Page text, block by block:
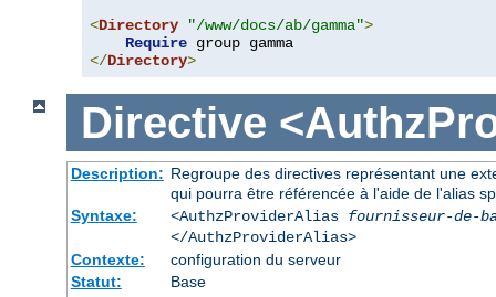
<Directory "/www/docs/ab/gamma">
Require
</Directory>
Directive
Description: Regroupe des directives représentant une
qui pourra être référencée à l'aide de l'alias
Syntaxe:
<AuthzProviderAlias fournisseur-de-
</AuthzProviderAlias>
Contexte:
configuration du serveur
Statut:
Base